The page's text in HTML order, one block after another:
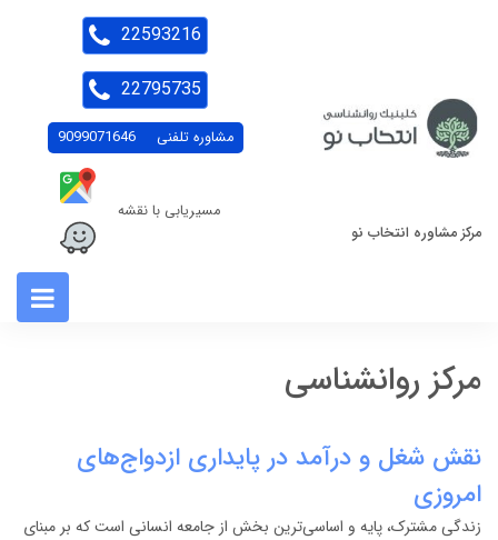
مرکز مشاوره انتخاب نو
مشاوره تلفنی 9099071646
مسیریابی با نقشه
22593216
22795735
مرکز روانشناسی
نقش شغل و درآمد در پایداری ازدواج‌های
امروزی
زندگی مشترک، پایه و اساسی‌ترین بخش از جامعه انسانی است که بر مبنای